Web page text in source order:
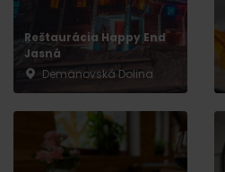
Reštaurácia Happy End
Jasná
Demänovská Dolina
Odchod